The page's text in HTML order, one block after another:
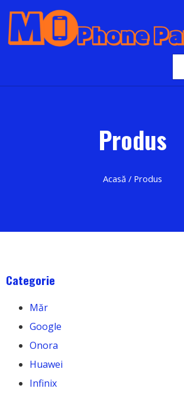
Produs
Acasă / Produs
Categorie
Măr
Google
Onora
Huawei
Infinix